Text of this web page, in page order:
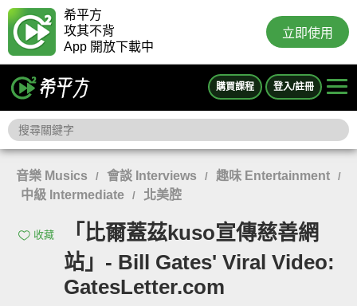
希平方
攻其不背
App 開放下載中
立即使用
購買課程 登入/註冊
音樂 Musics / 會談 Interviews / 趣味 Entertainment /
中級 Intermediate / 北美腔
收藏
「比爾蓋茲kuso宣傳慈善網
站」- Bill Gates' Viral Video:
GatesLetter.com